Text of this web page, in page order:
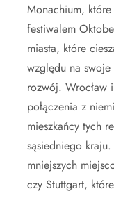
Monachium,
festiwalem
miasta, które
względu na
rozwój. Wrocław
połączenia z
mieszkańcy tych
sąsiedniego
mniejszych
czy Stuttgart,